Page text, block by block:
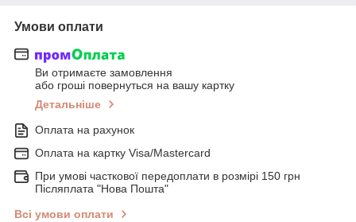
Умови оплати
Ви отримаєте замовлення
або гроші повернуться на вашу картку
Детальніше
Оплата на рахунок
Оплата на картку Visa/Mastercard
При умові часткової передоплати в розмірі 150 грн
Післяплата "Нова Пошта"
Всі умови оплати